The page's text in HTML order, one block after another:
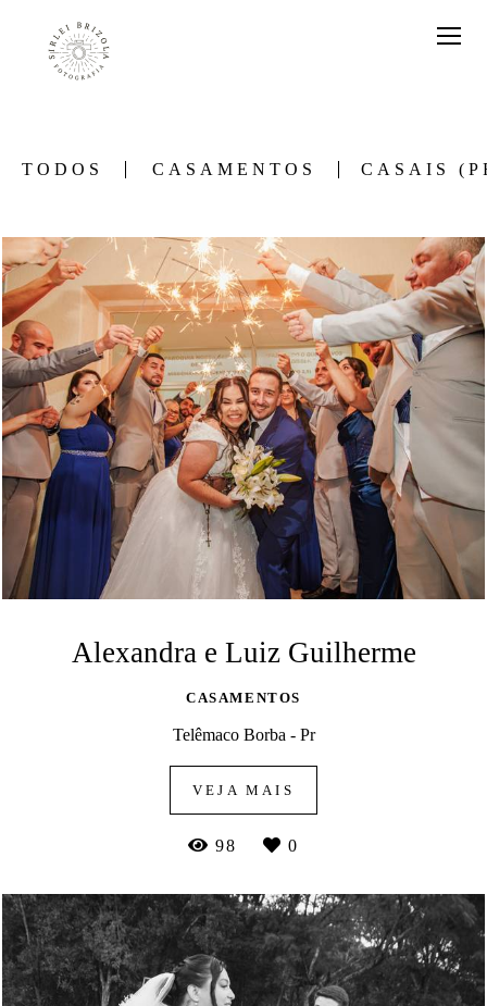
TODOS CASAMENTOS CASAIS
Alexandra e Luiz Guilherme
CASAMENTOS
Telêmaco Borba - Pr
VEJA MAIS
98 0